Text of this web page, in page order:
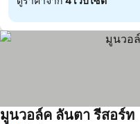
มูนวอล์ค ลันตา รีสอร์ท